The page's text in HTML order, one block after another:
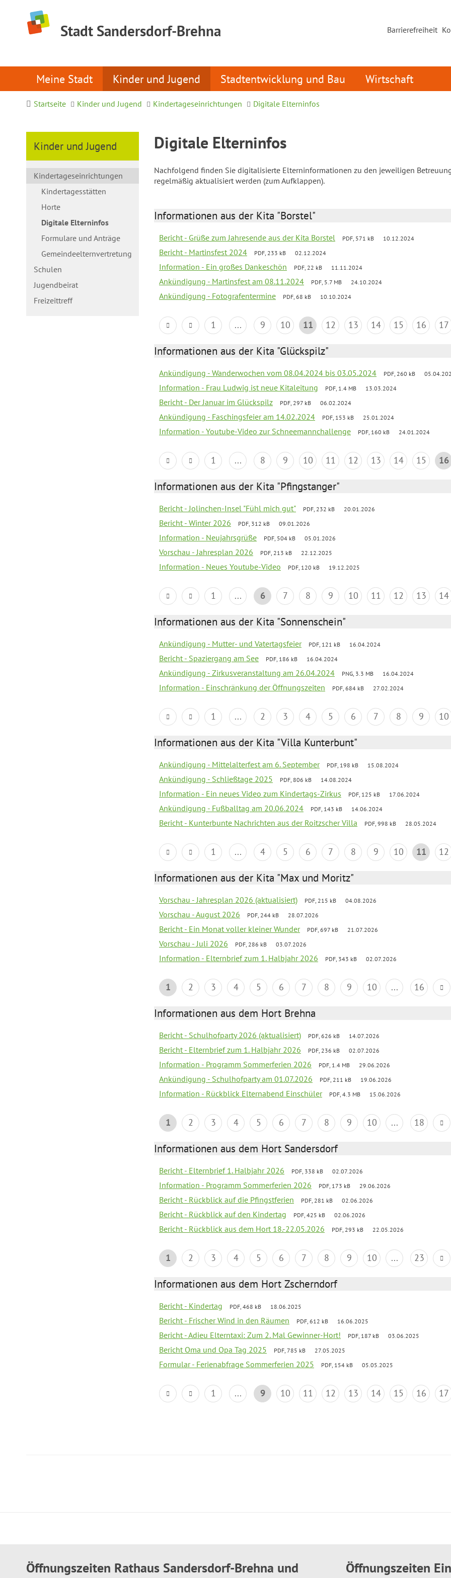
Stadt Sandersdorf-Brehna Barrierefreiheit
Meine Stadt Kinder und Jugend Stadtentwicklung und Bau Wirtschaft
Startseite Kinder und Jugend Kindertageseinrichtungen Digitale Elterninfos
Kinder und Jugend
Kindertageseinrichtungen
Kindertagesstätten
Horte
Digitale Elterninfos
Formulare und Anträge
Gemeindeelternvertretung
Schulen
Jugendbeirat
Freizeittreff
Digitale Elterninfos
Nachfolgend finden Sie digitalisierte Elterninformationen zu den jeweiligen
regelmäßig aktualisiert werden (zum Aufklappen).
Informationen aus der Kita "Borstel"
Bericht - Grüße zum Jahresende aus der Kita Borstel PDF, 571 kB 10.12.2024
Bericht - Martinsfest 2024 PDF, 233 kB 02.12.2024
Information - Ein großes Dankeschön PDF, 22 kB 11.11.2024
Ankündigung - Martinsfest am 08.11.2024 PDF, 5.7 MB 24.10.2024
Ankündigung - Fotografentermine PDF, 68 kB 10.10.2024
1 ... 9 10 11 12 13 14 15 16 17
Informationen aus der Kita "Glückspilz"
Ankündigung - Wanderwochen vom 08.04.2024 bis 03.05.2024 PDF, 260 kB
Information - Frau Ludwig ist neue Kitaleitung PDF, 1.4 MB 13.03.2024
Bericht - Der Januar im Glückspilz PDF, 297 kB 06.02.2024
Ankündigung - Faschingsfeier am 14.02.2024 PDF, 153 kB 25.01.2024
Information - Youtube-Video zur Schneemannchallenge PDF, 160 kB 24.01.2024
1 ... 8 9 10 11 12 13 14 15 16
Informationen aus der Kita "Pfingstanger"
Bericht - Jolinchen-Insel "Fühl mich gut" PDF, 232 kB 20.01.2026
Bericht - Winter 2026 PDF, 312 kB 09.01.2026
Information - Neujahrsgrüße PDF, 504 kB 05.01.2026
Vorschau - Jahresplan 2026 PDF, 213 kB 22.12.2025
Information - Neues Youtube-Video PDF, 120 kB 19.12.2025
1 ... 6 7 8 9 10 11 12 13 14
Informationen aus der Kita "Sonnenschein"
Ankündigung - Mutter- und Vatertagsfeier PDF, 121 kB 16.04.2024
Bericht - Spaziergang am See PDF, 186 kB 16.04.2024
Ankündigung - Zirkusveranstaltung am 26.04.2024 PNG, 3.3 MB 16.04.2024
Information - Einschränkung der Öffnungszeiten PDF, 684 kB 27.02.2024
1 ... 2 3 4 5 6 7 8 9 10
Informationen aus der Kita "Villa Kunterbunt"
Ankündigung - Mittelalterfest am 6. September PDF, 198 kB 15.08.2024
Ankündigung - Schließtage 2025 PDF, 806 kB 14.08.2024
Information - Ein neues Video zum Kindertags-Zirkus PDF, 125 kB 17.06.2024
Ankündigung - Fußballtag am 20.06.2024 PDF, 143 kB 14.06.2024
Bericht - Kunterbunte Nachrichten aus der Roitzscher Villa PDF, 998 kB 28.05.2024
1 ... 4 5 6 7 8 9 10 11 12
Informationen aus der Kita "Max und Moritz"
Vorschau - Jahresplan 2026 (aktualisiert) PDF, 215 kB 04.08.2026
Vorschau - August 2026 PDF, 244 kB 28.07.2026
Bericht - Ein Monat voller kleiner Wunder PDF, 697 kB 21.07.2026
Vorschau - Juli 2026 PDF, 286 kB 03.07.2026
Information - Elternbrief zum 1. Halbjahr 2026 PDF, 343 kB 02.07.2026
1 2 3 4 5 6 7 8 9 10 ... 16
Informationen aus dem Hort Brehna
Bericht - Schulhofparty 2026 (aktualisiert) PDF, 626 kB 14.07.2026
Bericht - Elternbrief zum 1. Halbjahr 2026 PDF, 236 kB 02.07.2026
Information - Programm Sommerferien 2026 PDF, 1.4 MB 29.06.2026
Ankündigung - Schulhofparty am 01.07.2026 PDF, 211 kB 19.06.2026
Information - Rückblick Elternabend Einschüler PDF, 4.3 MB 15.06.2026
1 2 3 4 5 6 7 8 9 10 ... 18
Informationen aus dem Hort Sandersdorf
Bericht - Elternbrief 1. Halbjahr 2026 PDF, 338 kB 02.07.2026
Information - Programm Sommerferien 2026 PDF, 173 kB 29.06.2026
Bericht - Rückblick auf die Pfingstferien PDF, 281 kB 02.06.2026
Bericht - Rückblick auf den Kindertag PDF, 425 kB 02.06.2026
Bericht - Rückblick aus dem Hort 18.-22.05.2026 PDF, 293 kB 22.05.2026
1 2 3 4 5 6 7 8 9 10 ... 23
Informationen aus dem Hort Zscherndorf
Bericht - Kindertag PDF, 468 kB 18.06.2025
Bericht - Frischer Wind in den Räumen PDF, 612 kB 16.06.2025
Bericht - Adieu Elterntaxi: Zum 2. Mal Gewinner-Hort! PDF, 187 kB 03.06.2025
Bericht Oma und Opa Tag 2025 PDF, 785 kB 27.05.2025
Formular - Ferienabfrage Sommerferien 2025 PDF, 154 kB 05.05.2025
1 ... 9 10 11 12 13 14 15 16 17
Öffnungszeiten Rathaus Sandersdorf-Brehna und
Öffnungszeiten